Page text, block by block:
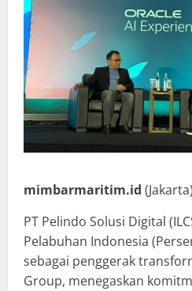
mimbarmaritim.id (Jakarta)
PT Pelindo Solusi Digital
Pelabuhan Indonesia
sebagai penggerak
Group, menegaskan